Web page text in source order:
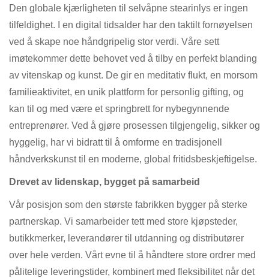
Den globale kjærligheten til selvåpne stearinlys er ingen
tilfeldighet. I en digital tidsalder har den taktilt fornøyelsen
ved å skape noe håndgripelig stor verdi. Våre sett
imøtekommer dette behovet ved å tilby en perfekt blanding
av vitenskap og kunst. De gir en meditativ flukt, en morsom
familieaktivitet, en unik plattform for personlig gifting, og
kan til og med være et springbrett for nybegynnende
entreprenører. Ved å gjøre prosessen tilgjengelig, sikker og
hyggelig, har vi bidratt til å omforme en tradisjonell
håndverkskunst til en moderne, global fritidsbeskjeftigelse.
Drevet av lidenskap, bygget på samarbeid
Vår posisjon som den største fabrikken bygger på sterke
partnerskap. Vi samarbeider tett med store kjøpsteder,
butikkmerker, leverandører til utdanning og distributører
over hele verden. Vårt evne til å håndtere store ordrer med
pålitelige leveringstider, kombinert med fleksibilitet når det